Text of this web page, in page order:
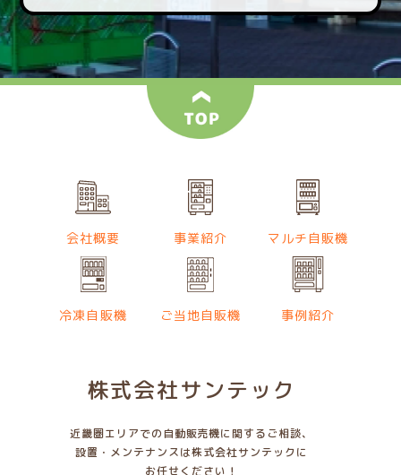
会社概要 事業紹介 マルチ自販機
冷凍自販機 ご当地自販機 事例紹介
株式会社サンテック
近畿圏エリアでの自動販売機に関するご相談、
設置・メンテナンスは株式会社サンテックに
お任せください！